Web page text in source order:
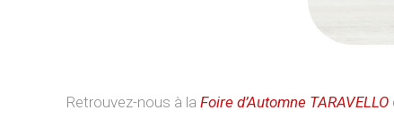
Retrouvez-nous à laFoire d’Automne TARAVELLO